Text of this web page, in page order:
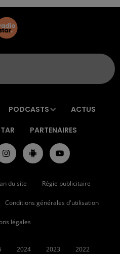
PODCASTS ACTUS
PARTENAIRES
du site Régie publicitaire
Conditions générales d'utilisation
légales
2024 2023 2022